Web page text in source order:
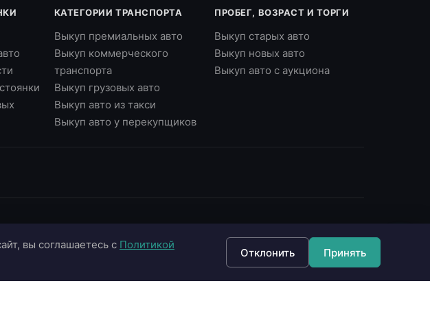
КАТЕГОРИИ ТРАНСПОРТА
Выкуп премиальных авто
Выкуп коммерческого
транспорта
Выкуп грузовых авто
Выкуп авто из такси
Выкуп авто у перекупщиков
ПРОБЕГ, ВОЗРАСТ И ТОРГИ
Выкуп старых авто
Выкуп новых авто
Выкуп авто с аукциона
ОСАГО
+7 (495) 790-87-43
+7 (903) 790-87-43
вы соглашаетесь с Политикой
Отклонить Принять